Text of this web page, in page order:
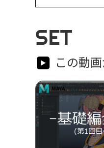
SET
この動